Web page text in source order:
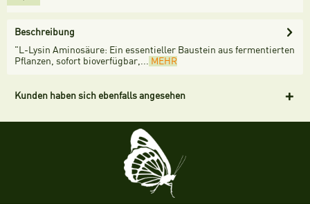
Beschreibung
"L-Lysin Aminosäure: Ein essentieller Baustein aus fermentierten
Pflanzen, sofort bioverfügbar,... MEHR
Kunden haben sich ebenfalls angesehen